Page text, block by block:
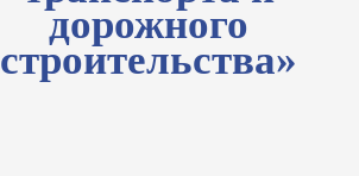
дорожного
строительства»